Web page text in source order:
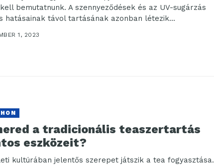
bemutatnunk. A szennyeződések és az UV-sugárzás
hatásainak távol tartásának azonban létezik...
1, 2023
a tradicionális teaszertartás
eszközeit?
kultúrában jelentős szerepet játszik a tea fogyasztása.